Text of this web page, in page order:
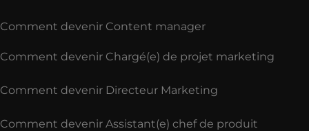
Comment devenir Content manager
Comment devenir Chargé(e) de projet marketing
Comment devenir Directeur Marketing
Comment devenir Assistant(e) chef de produit